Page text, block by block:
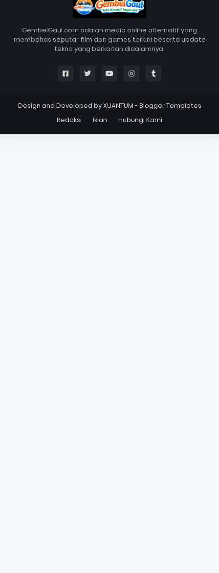
GembelGaul.com adalah media online alternatif yang
membahas seputar film dan games terkini beserta update
tekno yang berkaitan didalamnya.
Design and Developed byXUANTUM- Blogger Templates
Redaksi
Iklan Hubungi Kami